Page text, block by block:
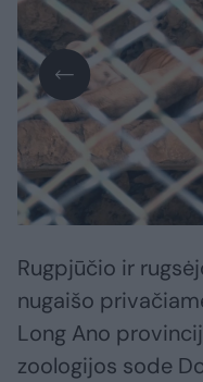
Rugpjūčio ir
nugaišo
Long Ano
zoologijos sode